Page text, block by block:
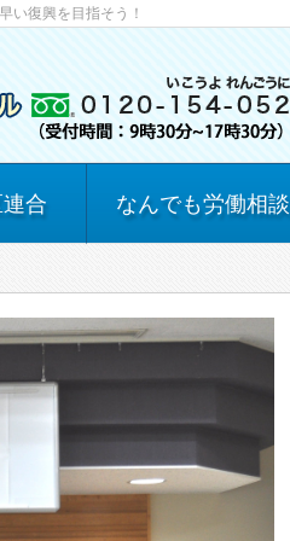
い復興を目指そう！
合 なんでも労働相談